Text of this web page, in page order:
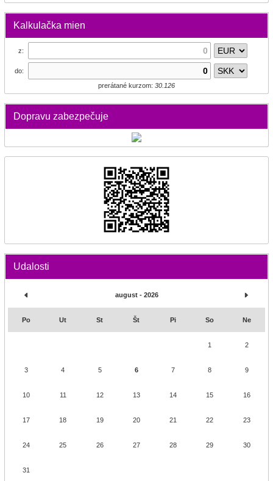
Kalkulačka mien
z:
do:
prerátané kurzom: 30.126
Dopravu zabezpečuje
Udalosti
august - 2026
Po Ut St Št Pi So Ne
1 2
3 4 5 6 7 8 9
10 11 12 13 14 15 16
17 18 19 20 21 22 23
24 25 26 27 28 29 30
31